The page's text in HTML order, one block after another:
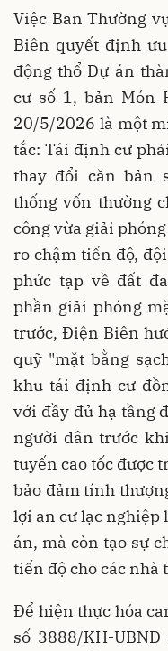
Việc Ban Thường
Biên quyết định
động thổ Dự án
cư số 1, bản Món
20/5/2026 là một
tắc: Tái định cư
thay đổi căn bản
thống vốn thường
công vừa giải
ro chậm tiến độ,
phức tạp về đất
phần giải phóng
trước, Điện Biên
quỹ "mặt bằng
khu tái định cư
với đầy đủ hạ tầng
người dân trước
tuyến cao tốc được
bảo đảm tính
lợi an cư lạc nghiệp
án, mà còn tạo sự
tiến độ cho các nhà
Để hiện thực hóa
số 3888/KH-